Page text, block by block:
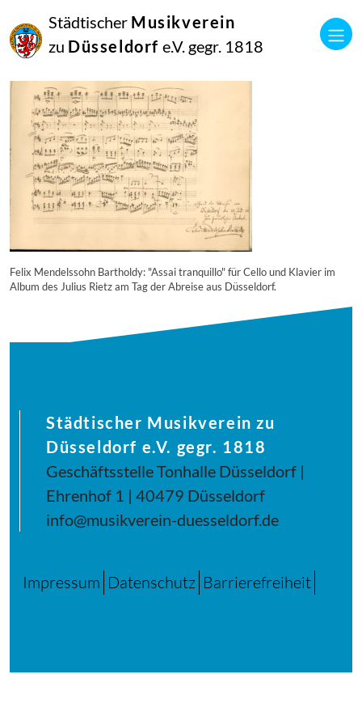
Städtischer Musikverein
zu Düsseldorf e.V. gegr. 1818
Februar
2018
Netkotec
Felix Mendelssohn Bartholdy: "Assai tranquillo" für Cello und Klavier im
Album des Julius Rietz am Tag der Abreise aus Düsseldorf.
Städtischer Musikverein zu
Düsseldorf e.V. gegr. 1818
Geschäftsstelle Tonhalle Düsseldorf |
Ehrenhof 1 | 40479 Düsseldorf
info@musikverein-duesseldorf.de
Impressum Datenschutz Barrierefreiheit